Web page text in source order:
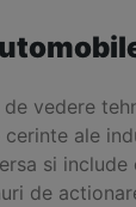
vedere
ale
si include
de